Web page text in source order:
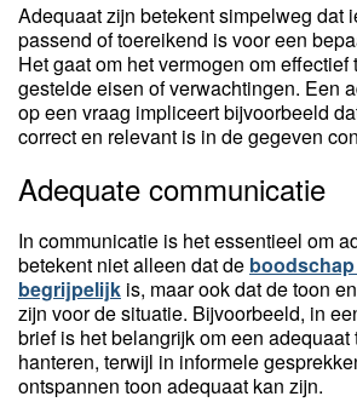
Adequaat zijn betekent simpelweg dat
passend of toereikend is voor een
Het gaat om het vermogen om
gestelde eisen of verwachtingen. Een
op een vraag impliceert bijvoorbeeld
correct en relevant is in de gegeven
Adequate communicatie
In communicatie is het essentieel om
betekent niet alleen dat de
begrijpelijk is, maar ook dat de toon
zijn voor de situatie. Bijvoorbeeld, in
brief is het belangrijk om een
hanteren, terwijl in informele
ontspannen toon adequaat kan zijn.